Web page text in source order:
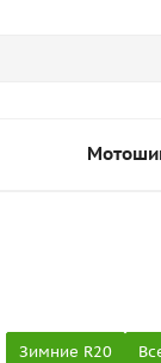
Зимние R20